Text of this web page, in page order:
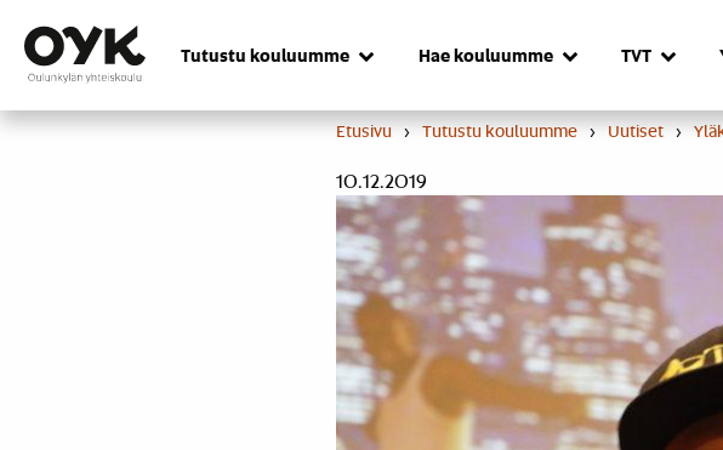
content
Tutustu kouluumme Hae kouluumme TVT
Etusivu › Tutustu kouluumme › Uutiset ›
10.12.2019